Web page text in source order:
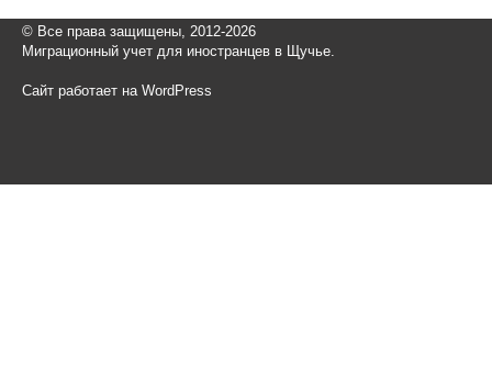
© Все права защищены, 2012-2026
Миграционный учет для иностранцев в Щучье.
Сайт работает на WordPress